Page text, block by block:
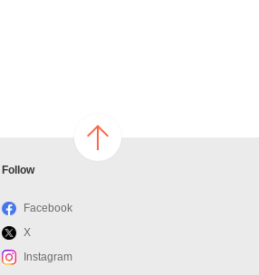
Follow
Facebook
X
Instagram